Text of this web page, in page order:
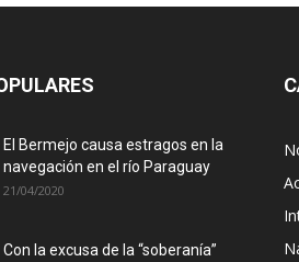
El Bermejo causa estragos en la
navegación en el río Paraguay
21/04/2020
Con la excusa de la “soberanía”